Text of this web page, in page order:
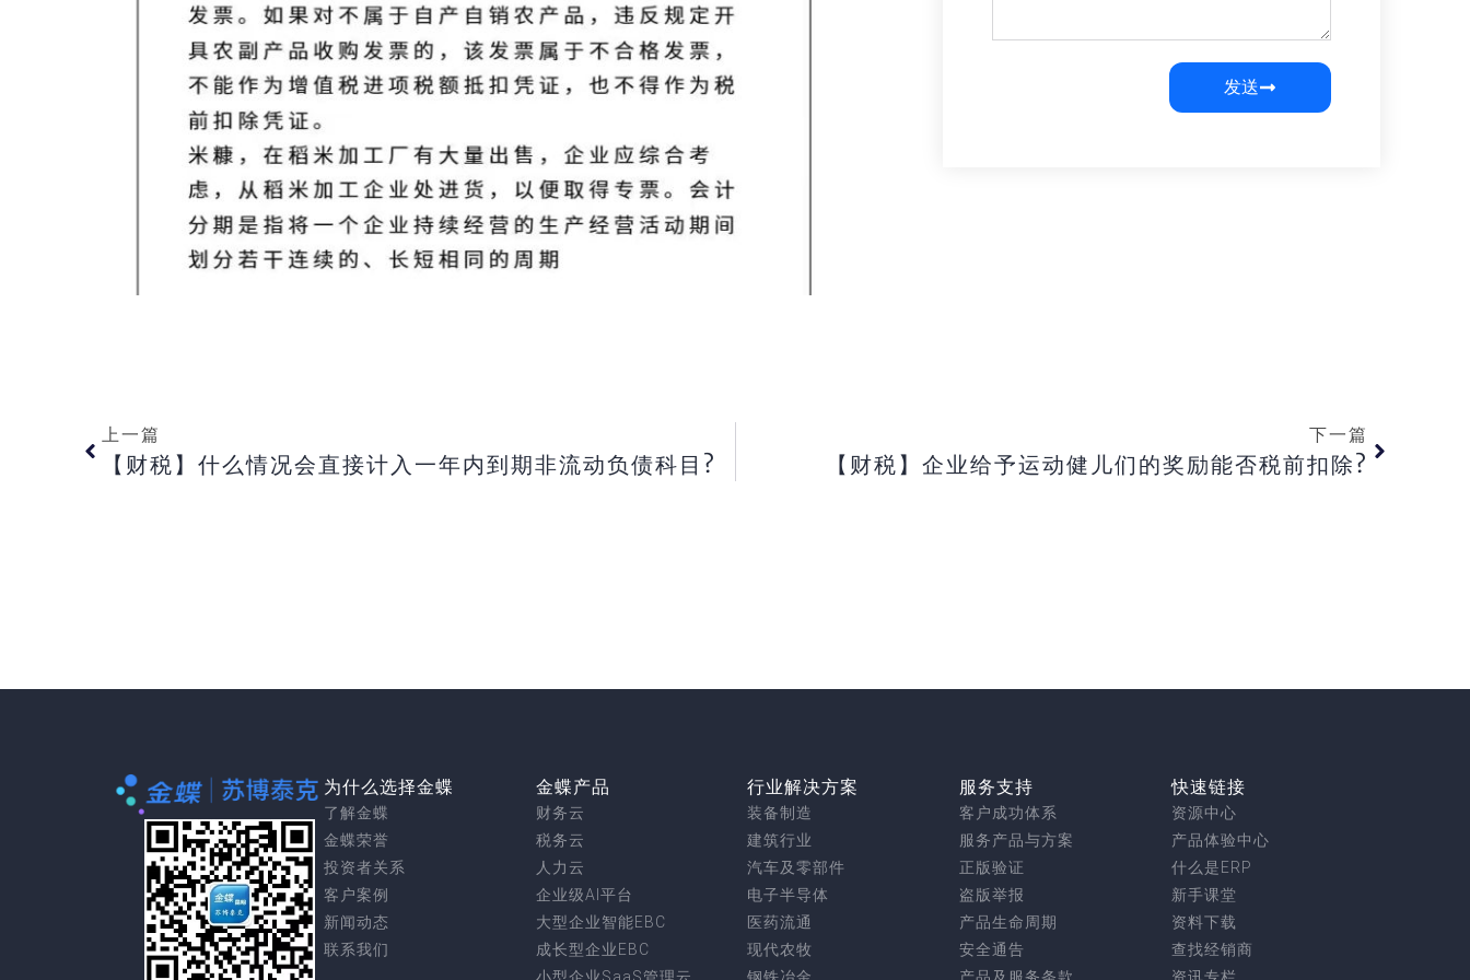
发送
上一篇
【财税】什么情况会直接计入一年内到期非流动负债科目?
下一篇
【财税】企业给予运动健儿们的奖励能否税前扣除?
为什么选择金蝶
了解金蝶
金蝶荣誉
投资者关系
客户案例
新闻动态
联系我们
金蝶产品
财务云
税务云
人力云
企业级AI平台
大型企业智能EBC
成长型企业EBC
行业解决方案
装备制造
建筑行业
汽车及零部件
电子半导体
医药流通
现代农牧
服务支持
客户成功体系
服务产品与方案
正版验证
盗版举报
产品生命周期
安全通告
快速链接
资源中心
产品体验中心
什么是ERP
新手课堂
资料下载
查找经销商